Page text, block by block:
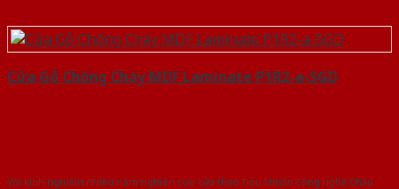
Cửa Gỗ Chống Cháy MDF Laminate P1R2-a-SGD
Với kinh nghiệm nhiêu năm nghiên cứu cửa theo tiêu chuẩn công nghệ Châu